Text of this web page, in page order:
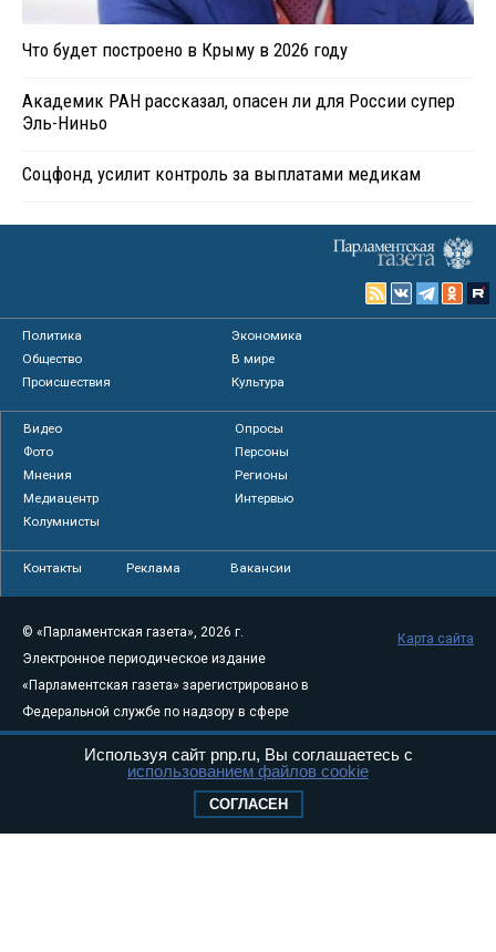
Что будет построено в Крыму в 2026 году
Академик РАН рассказал, опасен ли для России супер
Эль-Ниньо
Соцфонд усилит контроль за выплатами медикам
Политика
Экономика
Общество
В мире
Происшествия
Культура
Видео
Опросы
Фото
Персоны
Мнения
Регионы
Медиацентр
Интервью
Колумнисты
Контакты Реклама Вакансии
© «Парламентская газета», 2026 г.
Электронное периодическое издание
«Парламентская газета» зарегистрировано в
Федеральной службе по надзору в сфере
связи, информационных технологий и
массовых коммуникаций (Роскомнадзор) 05
Свидетельство о регистрации Эл № ФС77-
Карта сайта
Используя сайт pnp.ru, Вы соглашаетесь с
использованием файлов cookie
СОГЛАСЕН